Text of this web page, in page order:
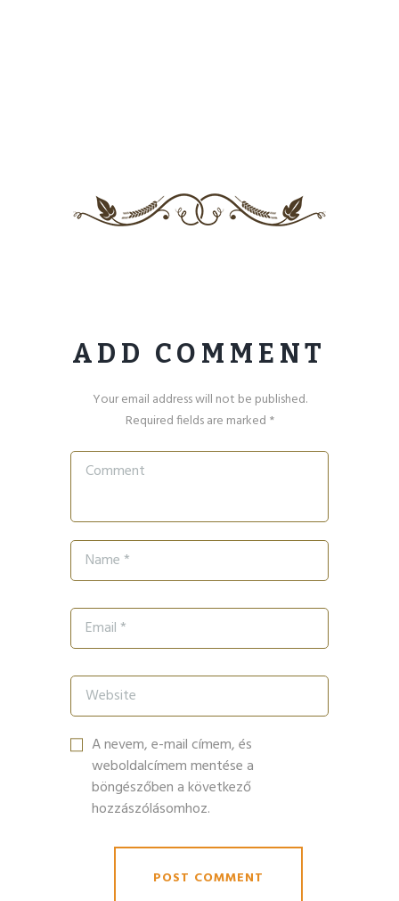
ADD COMMENT
Your email address will not be published.
Required fields are marked *
A nevem, e-mail címem, és
weboldalcímem mentése a
böngészőben a következő
hozzászólásomhoz.